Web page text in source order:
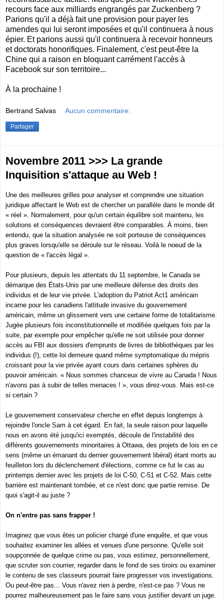
recours face aux milliards engrangés par Zuckenberg ?
Parions qu'il a déjà fait une provision pour payer les
amendes qui lui seront imposées et qu'il continuera à nous
épier. Et parions aussi qu'il continuera à recevoir honneurs
et doctorats honorifiques. Finalement, c'est peut-être la
Chine qui a raison en bloquant carrément l'accès à
Facebook sur son territoire...
À la prochaine !
Bertrand Salvas Aucun commentaire:
Partager
Novembre 2011 >>> La grande
Inquisition s'attaque au Web !
Une des meilleures grilles pour analyser et comprendre une situation
juridique affectant le Web est de chercher un parallèle dans le monde dit
« réel ». Normalement, pour qu'un certain équilibre soit maintenu, les
solutions et conséquences devraient être comparables. À moins, bien
entendu, que la situation analysée ne soit porteuse de conséquences
plus graves lorsqu'elle se déroule sur le réseau. Voilà le noeud de la
question de « l'accès légal ».
Pour plusieurs, depuis les attentats du 11 septembre, le Canada se
démarque des États-Unis par une meilleure défense des droits des
individus et de leur vie privée. L'adoption du Patriot Act1 américain
incarne pour les canadiens l'attitude invasive du gouvernement
américain, même un glissement vers une certaine forme de totalitarisme.
Jugée plusieurs fois inconstitutionnelle et modifiée quelques fois par la
suite, par exemple pour empêcher qu'elle ne soit utilisée pour donner
accès au FBI aux dossiers d'emprunts de livres de bibliothèques par les
individus (!), cette loi demeure quand même symptomatique du mépris
croissant pour la vie privée ayant cours dans certaines sphères du
pouvoir américain. « Nous sommes chanceux de vivre au Canada ! Nous
n'avons pas à subir de telles menaces ! », vous direz-vous. Mais est-ce
si certain ?
Le gouvernement conservateur cherche en effet depuis longtemps à
rejoindre l'oncle Sam à cet égard. En fait, la seule raison pour laquelle
nous en avons été jusqu'ici exemptés, découle de l'instabilité des
différents gouvernements minoritaires à Ottawa, des projets de lois en ce
sens (même un émanant du dernier gouvernement libéral) étant morts au
feuilleton lors du déclenchement d'élections, comme ce fut le cas au
printemps dernier avec les projets de loi C-50, C-51 et C-52. Mais cette
barrière est maintenant tombée, et ce n'est donc que partie remise. De
quoi s'agit-il au juste ?
On n'entre pas sans frapper !
Imaginez que vous êtes un policier chargé d'une enquête, et que vous
souhaitez examiner les allées et venues d'une personne. Qu'elle soit
soupçonnée de quelque crime ou pas, vous estimez, personnellement,
que scruter son courrier, regarder dans le fond de ses tiroirs ou examiner
le contenu de ses classeurs pourrait faire progresser vos investigations.
Ou peut-être pas... Vous n'avez rien à perdre, n'est-ce pas ? Vous ne
pourrez malheureusement pas le faire sans vous justifier devant un juge.